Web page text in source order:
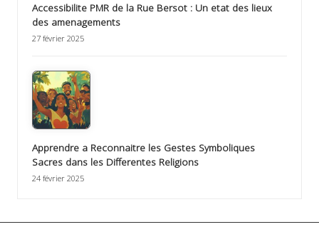
Accessibilite PMR de la Rue Bersot : Un etat des lieux
des amenagements
27 février 2025
Apprendre a Reconnaitre les Gestes Symboliques
Sacres dans les Differentes Religions
24 février 2025